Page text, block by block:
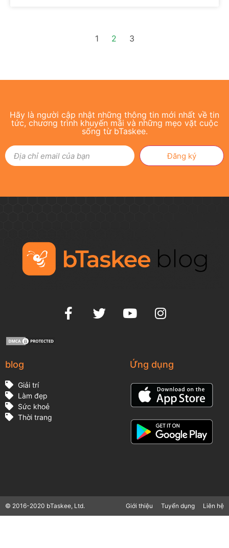
1 2 3
Hãy là người cập nhật những thông tin mới nhất về tin
tức, chương trình khuyến mãi và những mẹo vặt cuộc
sống từ bTaskee.
Đăng ký
blog
Giải trí
Làm đẹp
Sức khoẻ
Thời trang
Ứng dụng
© 2016-2020 bTaskee, Ltd. Giới thiệu Tuyển dụng Liên hệ